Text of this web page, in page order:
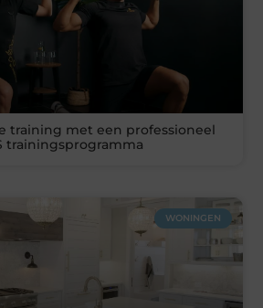
training met een professioneel
trainingsprogramma
WONINGEN